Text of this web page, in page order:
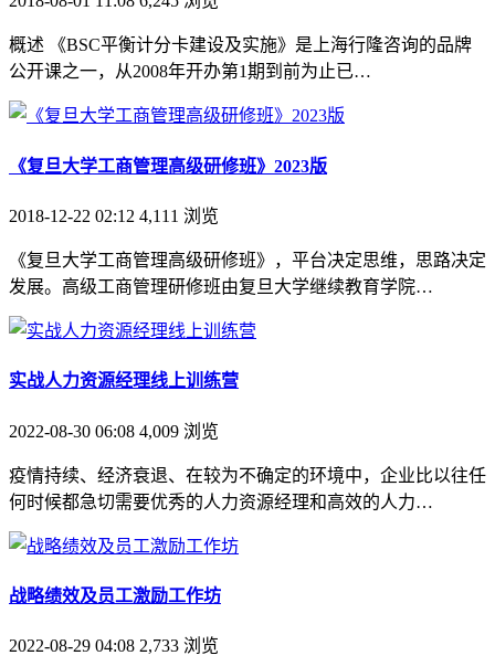
概述 《BSC平衡计分卡建设及实施》是上海行隆咨询的品牌
公开课之一，从2008年开办第1期到前为止已…
《复旦大学工商管理高级研修班》2023版
2018-12-22 02:12 4,111 浏览
《复旦大学工商管理高级研修班》，平台决定思维，思路决定
发展。高级工商管理研修班由复旦大学继续教育学院…
实战人力资源经理线上训练营
2022-08-30 06:08 4,009 浏览
疫情持续、经济衰退、在较为不确定的环境中，企业比以往任
何时候都急切需要优秀的人力资源经理和高效的人力…
战略绩效及员工激励工作坊
2022-08-29 04:08 2,733 浏览